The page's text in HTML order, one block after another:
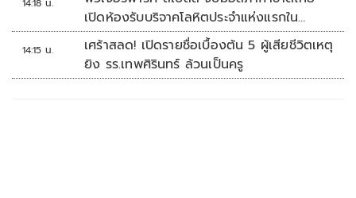
14:18 น.
เปิดห้องรับบริจาคโลหิตประจำแห่งแรกใน
ศูนย์การค้าปทุมธานี
14:15 น.
เศร้าสลด! เปิดรายชื่อเบื้องต้น 5 ผู้เสียชีวิตเหตุ
ยิง รร.เทพศิรินทร์ ล้วนเป็นครู